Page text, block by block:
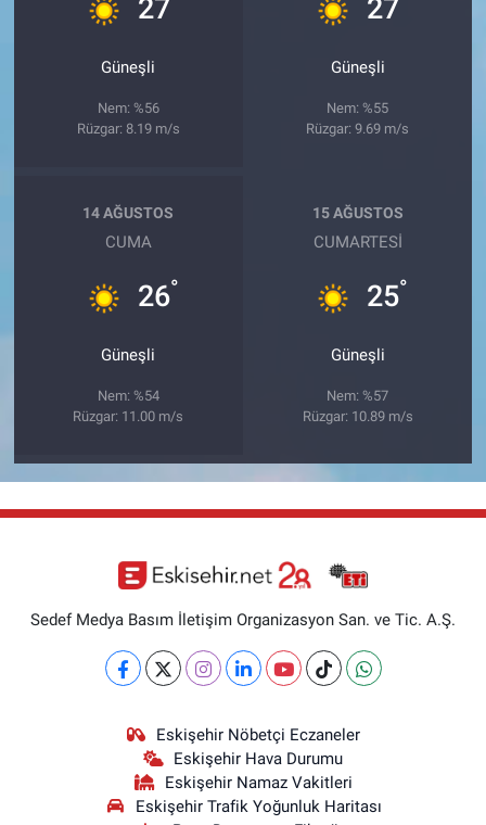
27
Güneşli
Nem: %56
Rüzgar: 8.19 m/s
27
Güneşli
Nem: %55
Rüzgar: 9.69 m/s
14 AĞUSTOS
CUMA
26°
Güneşli
Nem: %54
Rüzgar: 11.00 m/s
15 AĞUSTOS
CUMARTESI
25°
Güneşli
Nem: %57
Rüzgar: 10.89 m/s
Sedef Medya Basım İletişim Organizasyon San. ve Tic. A.Ş.
Eskişehir Nöbetçi Eczaneler
Eskişehir Hava Durumu
Eskişehir Namaz Vakitleri
Eskişehir Trafik Yoğunluk Haritası